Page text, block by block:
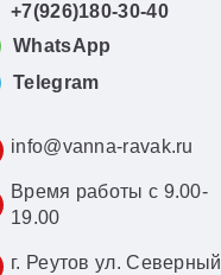
+7(926)180-30-40
WhatsApp
Telegram
info@vanna-ravak.ru
Время работы с 9.00-
19.00
г. Реутов ул. Северный